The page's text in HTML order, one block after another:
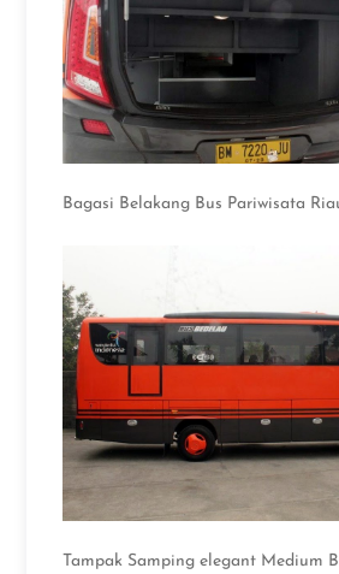
Bagasi Belakang Bus Pariwisata
Tampak Samping elegant Medium